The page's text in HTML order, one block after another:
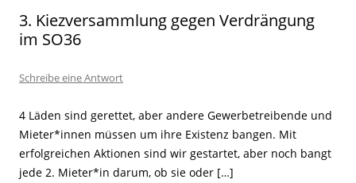
3. Kiezversammlung gegen Verdrängung
im SO36
Schreibe eine Antwort
4 Läden sind gerettet, aber andere Gewerbetreibende und
Mieter*innen müssen um ihre Existenz bangen. Mit
erfolgreichen Aktionen sind wir gestartet, aber noch bangt
jede 2. Mieter*in darum, ob sie oder […]